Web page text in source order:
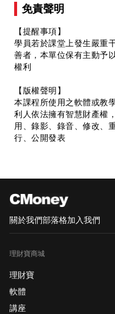
免責聲明
【提醒事項】
學員若於課堂上發生嚴重
善者，本單位保有主動予
權利
【版權聲明】
本課程所使用之軟體或教
利人依法擁有智慧財產權
用、錄影、錄音、修改、
行、公開發表
關於我們部落格加入我們
理財寶商城
理財寶
軟體
講座